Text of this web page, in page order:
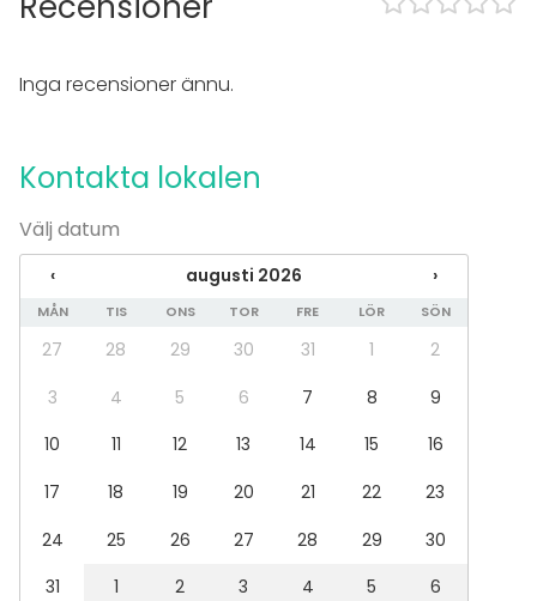
Spa / relax / bastu
Konferens
Rekreation
Upplevelse / aktivitet
Julbord / Julfest
Lokal
Upplevelse / aktivitet
Inga recensioner ännu.
Kontakta lokalen
Välj datum
‹ augusti 2026 ›
MÅN TIS ONS TOR FRE LÖR SÖN
27 28 29 30 31 1
2
3
4 5 6 7 8
9
10
11 12 13 14 15
16
17
18 19 20 21 22
23
24
25 26 27 28 29
30
31
1 2 3 4 5 6